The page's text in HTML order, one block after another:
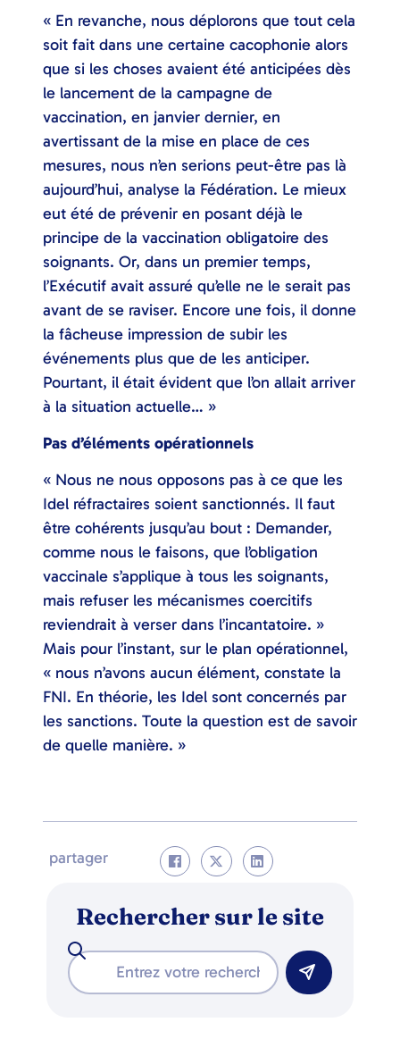
« En revanche, nous déplorons que tout cela
soit fait dans une certaine cacophonie alors
que si les choses avaient été anticipées dès
le lancement de la campagne de
vaccination, en janvier dernier, en
avertissant de la mise en place de ces
mesures, nous n’en serions peut-être pas là
aujourd’hui, analyse la Fédération. Le mieux
eut été de prévenir en posant déjà le
principe de la vaccination obligatoire des
soignants. Or, dans un premier temps,
l’Exécutif avait assuré qu’elle ne le serait pas
avant de se raviser. Encore une fois, il donne
la fâcheuse impression de subir les
événements plus que de les anticiper.
Pourtant, il était évident que l’on allait arriver
à la situation actuelle… »
Pas d’éléments opérationnels
« Nous ne nous opposons pas à ce que les
Idel réfractaires soient sanctionnés. Il faut
être cohérents jusqu’au bout : Demander,
comme nous le faisons, que l’obligation
vaccinale s’applique à tous les soignants,
mais refuser les mécanismes coercitifs
reviendrait à verser dans l’incantatoire. »
Mais pour l’instant, sur le plan opérationnel,
« nous n’avons aucun élément, constate la
FNI. En théorie, les Idel sont concernés par
les sanctions. Toute la question est de savoir
de quelle manière. »
partager
Rechercher sur le site